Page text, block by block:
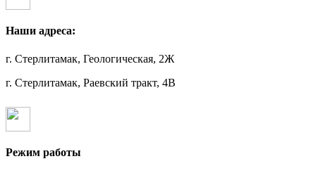
Наши адреса:
г. Стерлитамак, Геологическая, 2Ж
г. Стерлитамак, Раевский тракт, 4В
Режим работы